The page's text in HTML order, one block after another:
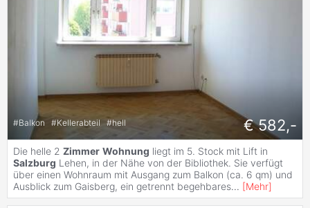
#Balkon #Kellerabteil #hell € 582,-
Die helle 2 Zimmer Wohnung liegt im 5. Stock mit Lift in
Salzburg Lehen, in der Nähe von der Bibliothek. Sie verfügt
über einen Wohnraum mit Ausgang zum Balkon (ca. 6 qm) und
Ausblick zum Gaisberg, ein getrennt begehbares... [Mehr]